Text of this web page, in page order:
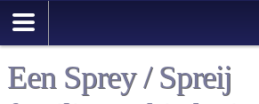
Een Sprey / Spreij